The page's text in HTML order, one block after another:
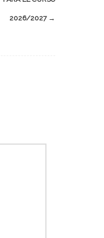
2026/2027 →